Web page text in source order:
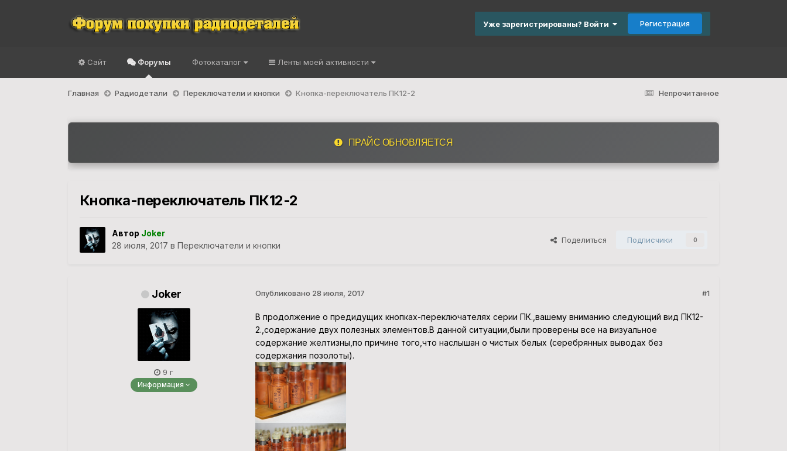
Уже зарегистрированы? Войти Регистрация
Сайт Форумы Фотокаталог Ленты моей активности
Непрочитанное
Главная Радиодетали Переключатели и кнопки Кнопка-переключатель ПК12-2
ПРАЙС ОБНОВЛЯЕТСЯ
Кнопка-переключатель ПК12-2
Автор Joker
28 июля, 2017 в Переключатели и кнопки
Поделиться Подписчики 0
Joker
9 г
Информация
#1
Опубликовано 28 июля, 2017
В продолжение о предидущих кнопках-переключателях серии ПК.,вашему вниманию следующий вид ПК12-
2.,содержание двух полезных элементов.В данной ситуации,были проверены все на визуальное
содержание желтизны,по причине того,что наслышан о чистых белых (серебрянных выводах без
содержания позолоты).